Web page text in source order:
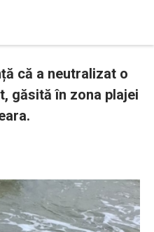
că a neutralizat o
găsită în zona plajei